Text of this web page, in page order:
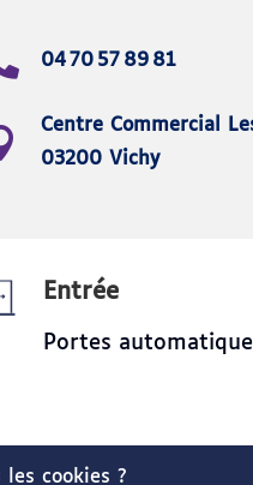
04 70 57 89 81
Centre Commercial
03200 Vichy
Entrée
Portes
cookies ?